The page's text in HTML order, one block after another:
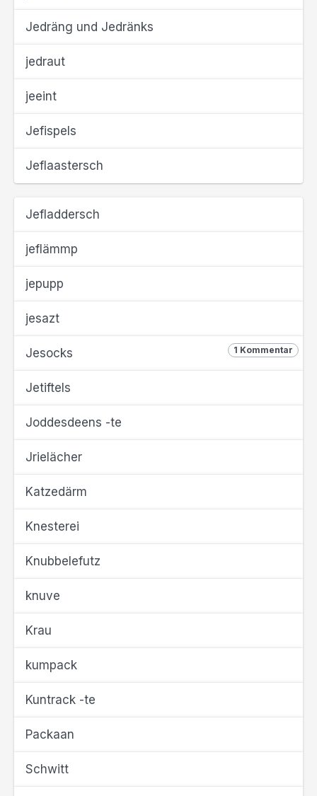
Jedräng und Jedränks
jedraut
jeeint
Jefispels
Jeflaastersch
Jefladdersch
jeflämmp
jepupp
jesazt
1 Kommentar
Jesocks
Jetiftels
Joddesdeens -te
Jrielächer
Katzedärm
Knesterei
Knubbelefutz
knuve
Krau
kumpack
Kuntrack -te
Packaan
Schwitt